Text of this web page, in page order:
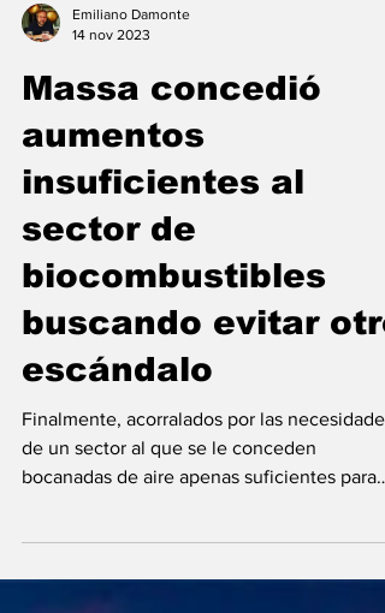
14 nov 2023
Massa concedió
aumentos
insuficientes al
sector de
biocombustibles
buscando evitar otro
escándalo
de un sector al que se le conceden